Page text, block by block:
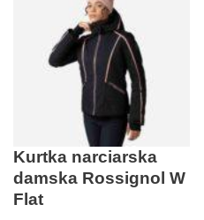
Kurtka narciarska
damska Rossignol W
Flat